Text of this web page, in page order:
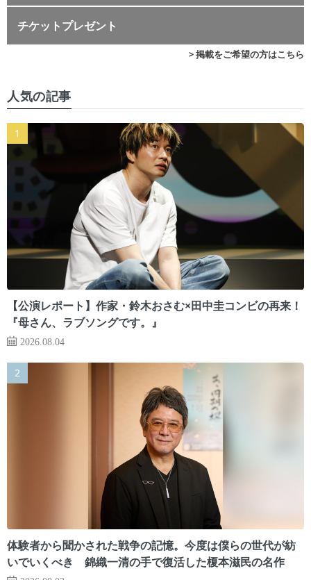
チケットプレゼント
> 掲載をご希望の方はこちら
人気の記事
【公演レポート】作家・鈴木おさむ×田中圭コンビの再来！
『母さん、ラブソングです。』
2026.08.04
体験者から聞かされた戦争の記憶。今度は僕らの世代が紡
いでいくべき 錦織一清の手で復活した榎本滋民の名作